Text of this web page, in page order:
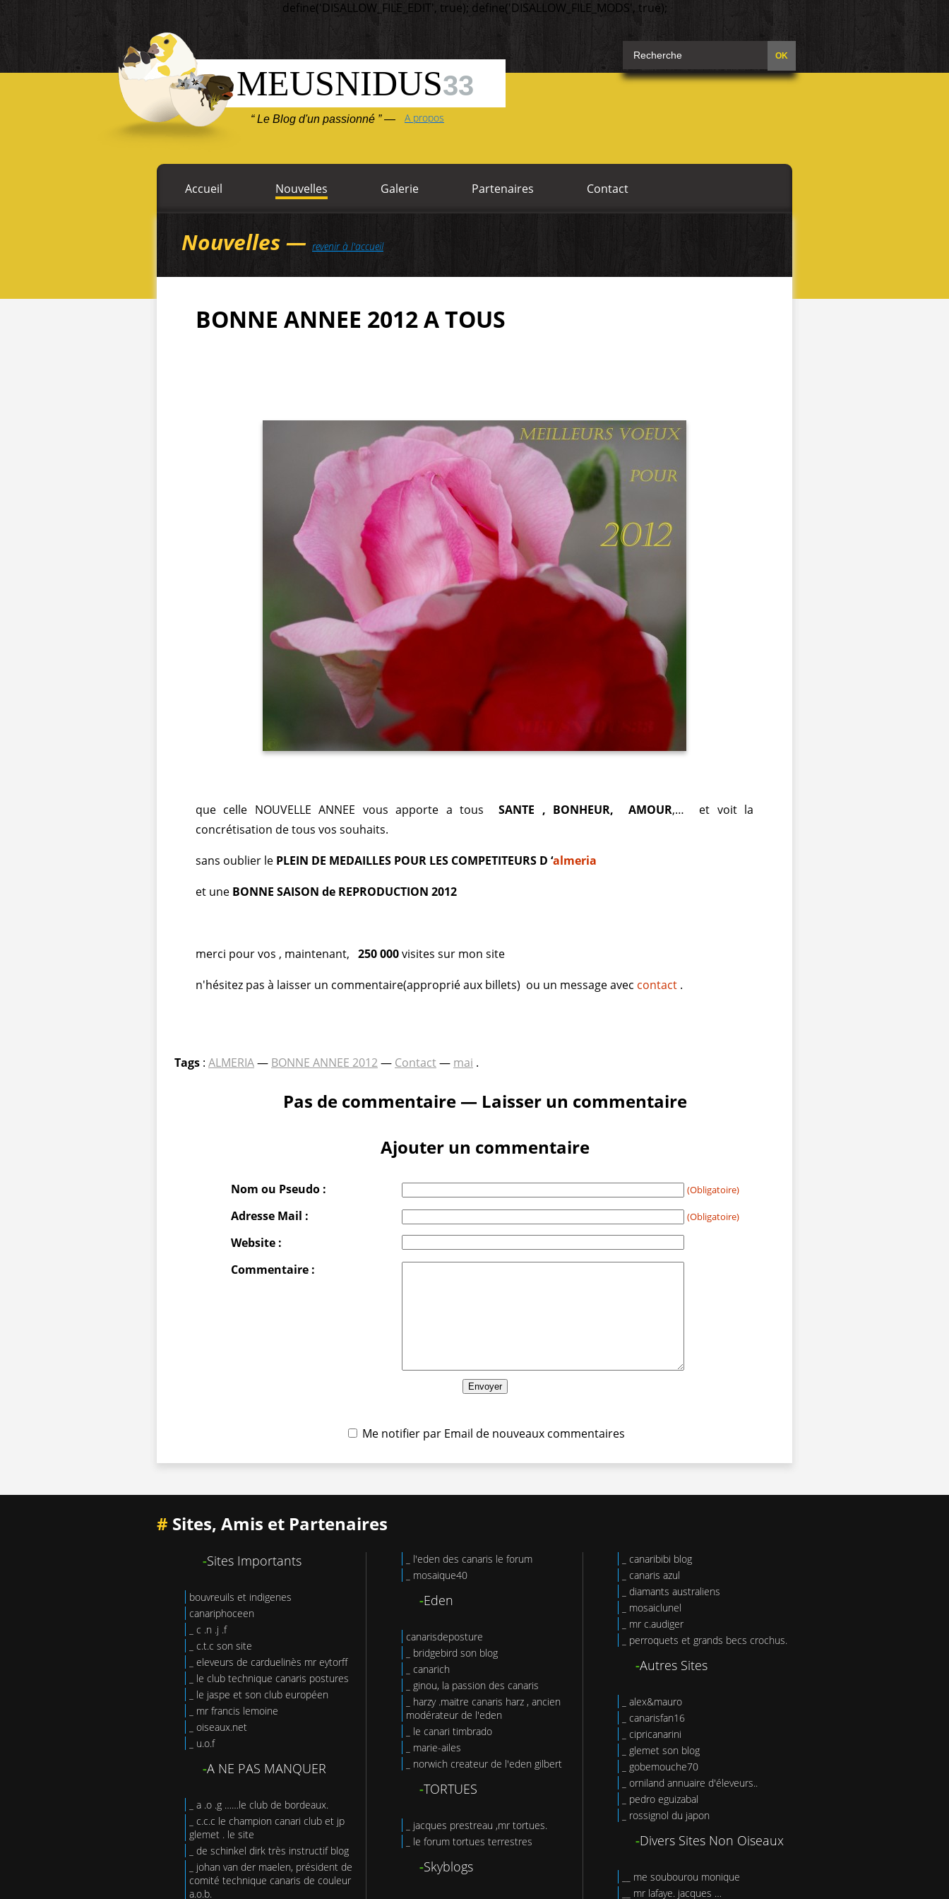
define('DISALLOW_FILE_EDIT', true); define('DISALLOW_FILE_MODS', true);
MEUSNIDUS33
“ Le Blog d'un passionné ” — A propos
Accueil Nouvelles Galerie Partenaires Contact
Nouvelles — revenir à l'accueil
BONNE ANNEE 2012 A TOUS
que celle NOUVELLE ANNEE vous apporte a tous SANTE , BONHEUR, AMOUR,… et voit la
concrétisation de tous vos souhaits.
sans oublier le PLEIN DE MEDAILLES POUR LES COMPETITEURS D ‘almeria
et une BONNE SAISON de REPRODUCTION 2012
merci pour vos , maintenant, 250 000visites sur mon site
n'hésitez pas à laisser un commentaire(approprié aux billets) ou un message avec contact .
Tags : ALMERIA— BONNE ANNEE 2012— Contact— mai .
Pas de commentaire — Laisser un commentaire
Ajouter un commentaire
Nom ou Pseudo : (Obligatoire)
Adresse Mail : (Obligatoire)
Website :
Commentaire :
Me notifier par Email de nouveaux commentaires
# Sites, Amis et Partenaires
-Sites Importants
bouvreuils et indigenes
canariphoceen
_ c .n .j .f
_ c.t.c son site
_ eleveurs de carduelinès mr eytorff
_ le club technique canaris postures
_ le jaspe et son club européen
_ mr francis lemoine
_ oiseaux.net
_ u.o.f
-A NE PAS MANQUER
_ a .o .g ……le club de bordeaux.
_ c.c.c le champion canari club et jp
glemet . le site
_ de schinkel dirk très instructif blog
_ johan van der maelen, président de
comité technique canaris de couleur
a.o.b.
_ l'eden des canaris le forum
_ mosaique40
-Eden
canarisdeposture
_ bridgebird son blog
_ canarich
_ ginou, la passion des canaris
_ harzy .maitre canaris harz , ancien
modérateur de l'eden
_ le canari timbrado
_ marie-ailes
_ norwich createur de l'eden gilbert
-TORTUES
_ jacques prestreau ,mr tortues.
_ le forum tortues terrestres
-Skyblogs
_ canaribibi blog
_ canaris azul
_ diamants australiens
_ mosaiclunel
_ mr c.audiger
_ perroquets et grands becs crochus.
-Autres Sites
_ alex&mauro
_ canarisfan16
_ cipricanarini
_ glemet son blog
_ gobemouche70
_ orniland annuaire d'éleveurs..
_ pedro eguizabal
_ rossignol du japon
-Divers Sites Non Oiseaux
__ me soubourou monique
__ mr lafaye. jacques …